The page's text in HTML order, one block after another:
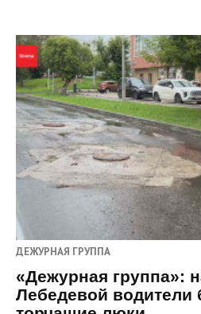
ДЕЖУРНАЯ ГРУППА
«Дежурная группа»:
Лебедевой водители